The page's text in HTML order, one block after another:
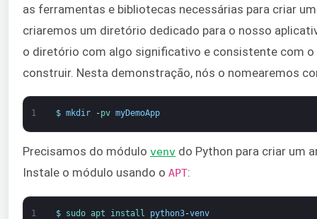
as ferramentas e bibliotecas necessárias para criar
criaremos um diretório dedicado para o nosso
o diretório com algo significativo e consistente com
construir. Nesta demonstração, nós o nomearemos
1 $ mkdir -pv myDemoApp
Precisamos do módulo venv do Python para criar um
Instale o módulo usando o APT:
1 $ sudo apt install python3-venv